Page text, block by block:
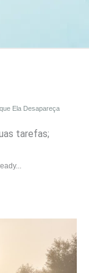
Ela Desapareça
tarefas;